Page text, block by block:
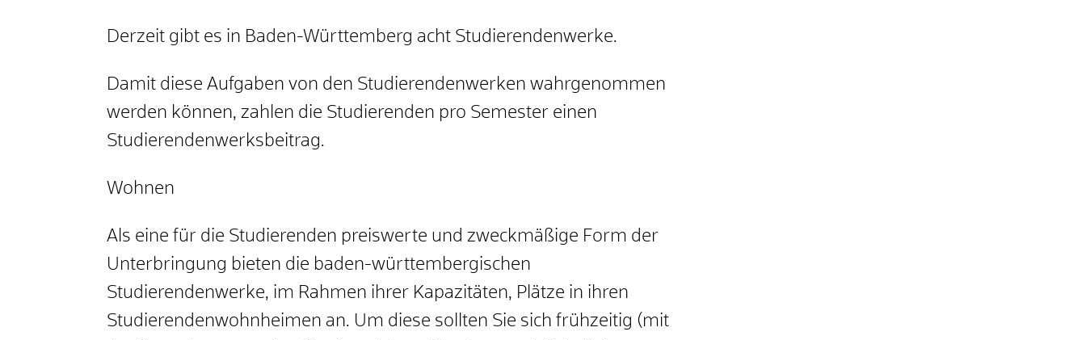
Derzeit gibt es in Baden-Württemberg acht Studierendenwerke.
Damit diese Aufgaben von den Studierendenwerken wahrgenommen
werden können, zahlen die Studierenden pro Semester einen
Studierendenwerksbeitrag.
Wohnen
Als eine für die Studierenden preiswerte und zweckmäßige Form der
Unterbringung bieten die baden-württembergischen
Studierendenwerke, im Rahmen ihrer Kapazitäten, Plätze in ihren
Studierendenwohnheimen an. Um diese sollten Sie sich frühzeitig (mit